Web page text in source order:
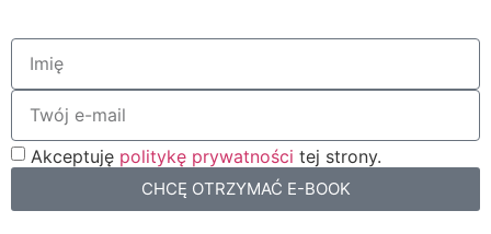
Akceptuję politykę prywatności tej strony.
CHCĘ OTRZYMAĆ E-BOOK